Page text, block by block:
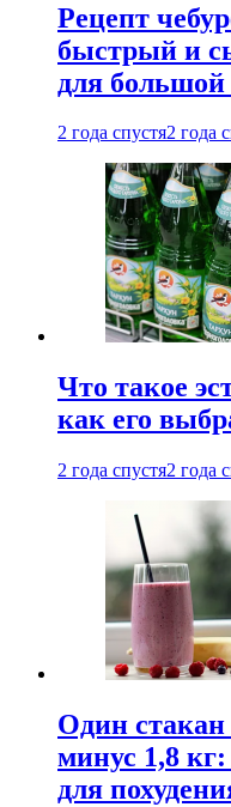
Рецепт
быстрый и
для большой
2 года спустя2 года
Что такое
как его
2 года спустя2 года
Один
минус 1,8
для